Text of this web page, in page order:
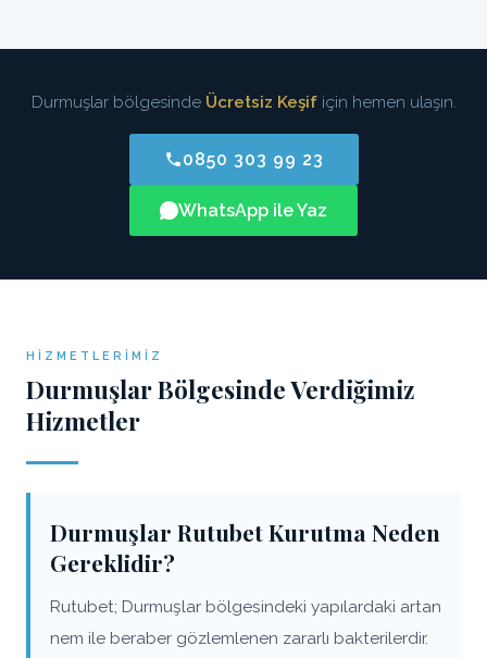
Durmuşlar bölgesinde Ücretsiz Keşifiçin hemen ulaşın.
0850 303 99 23
WhatsApp ile Yaz
HIZMETLERIMIZ
Durmuşlar Bölgesinde Verdiğimiz
Hizmetler
Durmuşlar Rutubet Kurutma Neden
Gereklidir?
Rutubet; Durmuşlar bölgesindeki yapılardaki artan
nem ile beraber gözlemlenen zararlı bakterilerdir.